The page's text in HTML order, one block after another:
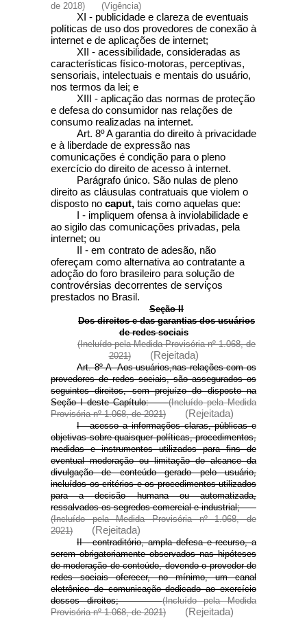
de 2018)
(Vigência)
XI - publicidade e clareza de eventuais
políticas de uso dos provedores de conexão à
internet e de aplicações de internet;
XII - acessibilidade, consideradas as
características físico-motoras, perceptivas,
sensoriais, intelectuais e mentais do usuário,
nos termos da lei; e
XIII - aplicação das normas de proteção
e defesa do consumidor nas relações de
consumo realizadas na internet.
Art. 8ºA garantia do direito à privacidade
e à liberdade de expressão nas
comunicações é condição para o pleno
exercício do direito de acesso à internet.
Parágrafo único. São nulas de pleno
direito as cláusulas contratuais que violem o
disposto no caput, tais como aquelas que:
I - impliquem ofensa à inviolabilidade e
ao sigilo das comunicações privadas, pela
internet; ou
II - em contrato de adesão, não
ofereçam como alternativa ao contratante a
adoção do foro brasileiro para solução de
controvérsias decorrentes de serviços
prestados no Brasil.
Seção II
Dos direitos e das garantias dos usuários
de redes sociais
(Incluído pela Medida Provisória nº 1.068, de
2021)
(Rejeitada)
Art. 8º-A Aos usuários,nas relações com os
provedores de redes sociais, são assegurados os
seguintes direitos, sem prejuízo do disposto na
Seção I deste Capítulo:(Incluído pela Medida
Provisória nº 1.068, de 2021)
(Rejeitada)
I - acesso a informações claras, públicas e
objetivas sobre quaisquer políticas, procedimentos,
medidas e instrumentos utilizados para fins de
eventual moderação ou limitação do alcance da
divulgação de conteúdo gerado pelo usuário,
incluídos os critérios e os procedimentos utilizados
para a decisão humana ou automatizada,
ressalvados os segredos comercial e industrial;
(Incluído pela Medida Provisória nº 1.068, de
2021)
(Rejeitada)
II - contraditório, ampla defesa e recurso, a
serem obrigatoriamente observados nas hipóteses
de moderação de conteúdo, devendo o provedor de
redes sociais oferecer, no mínimo, um canal
eletrônico de comunicação dedicado ao exercício
desses direitos;(Incluído pela Medida
Provisória nº 1.068, de 2021)
(Rejeitada)